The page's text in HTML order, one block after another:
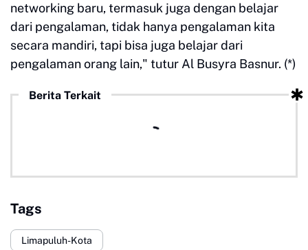
networking baru, termasuk juga dengan belajar
dari pengalaman, tidak hanya pengalaman kita
secara mandiri, tapi bisa juga belajar dari
pengalaman orang lain," tutur Al Busyra Basnur. (*)
Berita Terkait
Tags
Limapuluh-Kota